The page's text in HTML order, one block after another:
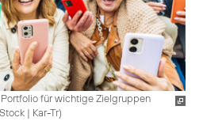
für wichtige Zielgruppen
| Kar-Tr)